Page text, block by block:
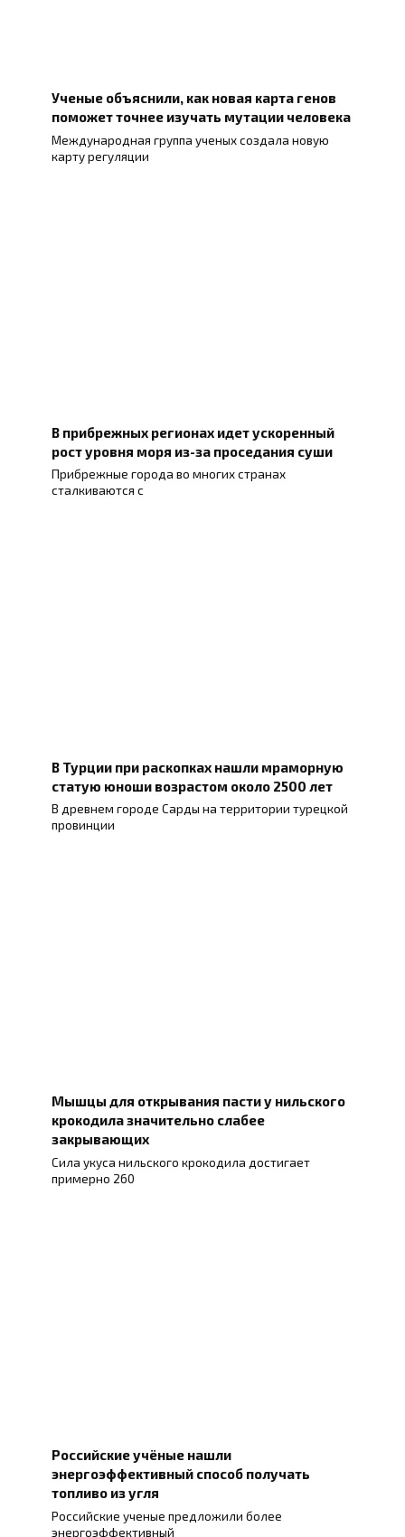
Ученые объяснили, как новая карта генов
поможет точнее изучать мутации человека
Международная группа ученых создала новую
карту регуляции
В прибрежных регионах идет ускоренный
рост уровня моря из-за проседания суши
Прибрежные города во многих странах
сталкиваются с
В Турции при раскопках нашли мраморную
статую юноши возрастом около 2500 лет
В древнем городе Сарды на территории турецкой
провинции
Мышцы для открывания пасти у нильского
крокодила значительно слабее
закрывающих
Сила укуса нильского крокодила достигает
примерно 260
Российские учёные нашли
энергоэффективный способ получать
топливо из угля
Российские ученые предложили более
энергоэффективный